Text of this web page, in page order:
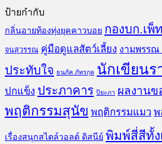
ป้ายกำกับ
กลิ่นอายท้องทุ่งยุคคาวบอย กองบก.เพ็
จนสุวรรณ คู่มือดูแลสัตว์เลี้ยง งามพรรณ
ประทับใจ ธนภัค ภัทรกุล นักเขียนร
ปกแข็ง ประภาคาร ปิยะภา ผลงานข
พฤติกรรมสุนัข พฤติกรรมแมว พ
เรื่องสนุกสไตล์วอลต์ ดิสนีย์ พิมพ์สี่สีทั้ง